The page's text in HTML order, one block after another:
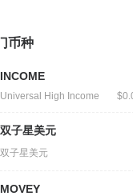
币种
INCOME
Universal High Income
双子星美元
双子星美元
MOVEY